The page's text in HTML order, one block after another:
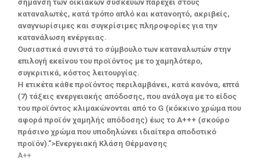
σήμανση των οικιακών συσκευών παρέχει στους
καταναλωτές, κατά τρόπο απλό και κατανοητό, ακριβείς,
αναγνωρίσιμες και συγκρίσιμες πληροφορίες για την
κατανάλωση ενέργειας.
Ουσιαστικά συνιστά το σύμβουλο των καταναλωτών στην
επιλογή εκείνου του προϊόντος με το χαμηλότερο,
συγκριτικά, κόστος λειτουργίας.
Η ετικέτα κάθε προϊόντος περιλαμβάνει, κατά κανόνα, επτά
(7) τάξεις ενεργειακής απόδοσης, που ανάλογα με το είδος
του προϊόντος κλιμακώνονται από το G (κόκκινο χρώμα που
αφορά προϊόν χαμηλής απόδοσης) έως το Α+++ (σκούρο
πράσινο χρώμα που υποδηλώνει ιδιαίτερα αποδοτικό
προϊόν).”>Ενεργειακή Κλάση Θέρμανσης
A++